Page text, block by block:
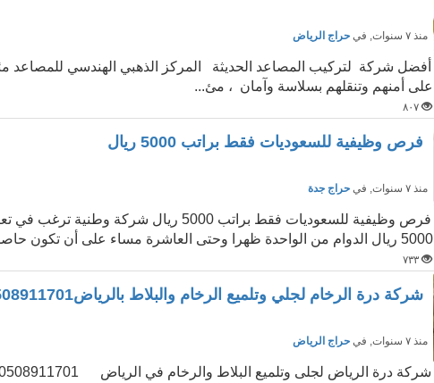
منذ ٧ سنوات , فيحراج الرياض
أفضل شركة لتركيب المصاعد الحديثة المركز الذهبي الهندسي للمصاعد
على أمنهم وتنقلهم بسلاسة وآمان ، مئ...
٨٠٧
فرص وظيفية للسعوديات فقط براتب 5000 ريال
منذ ٧ سنوات , فيحراج جدة
فرص وظيفية للسعوديات فقط براتب 5000
5000 ريال الدوام من الواحدة ظهرا وحتى العاشرة مساء على أن تكون حاصلة على مؤهل ...
٧٣٣
شركة درة الرخام لجلي وتلميع الرخام والبلاط بالرياض0508911701
منذ ٧ سنوات , فيحراج الرياض